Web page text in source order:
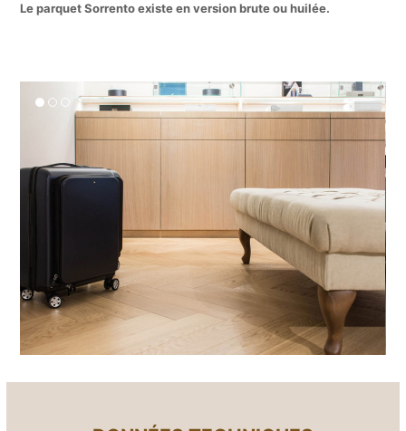
Le parquet Sorrento existe en version brute ou huilée.